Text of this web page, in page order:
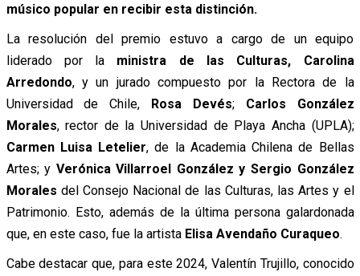
músico popular en recibir esta distinción.
La resolución del premio estuvo a cargo de un equipo
liderado por la ministra de las Culturas, Carolina
Arredondo, y un jurado compuesto por la Rectora de la
Universidad de Chile, Rosa Devés; Carlos González
Morales, rector de la Universidad de Playa Ancha (UPLA);
Carmen Luisa Letelier, de la Academia Chilena de Bellas
Artes; y Verónica Villarroel González y Sergio González
Morales del Consejo Nacional de las Culturas, las Artes y el
Patrimonio. Esto, además de la última persona galardonada
que, en este caso, fue la artista Elisa Avendaño Curaqueo.
Cabe destacar que, para este 2024, Valentín Trujillo, conocido